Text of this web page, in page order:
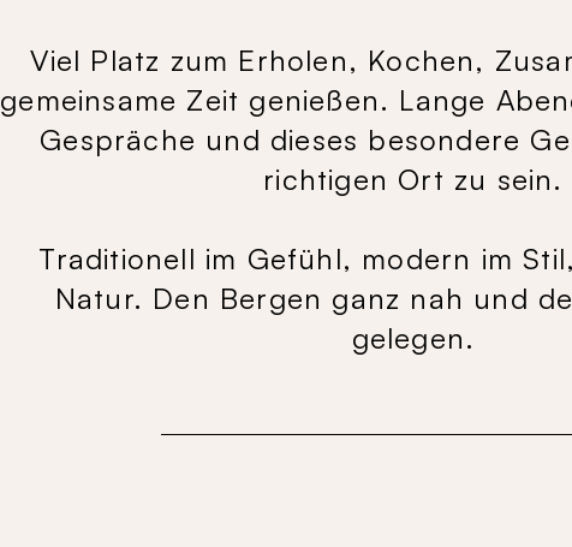
Viel Platz zum Erholen, Kochen,
gemeinsame Zeit genießen. Lange
Gespräche und dieses besondere
richtigen Ort zu sein.
Traditionell im Gefühl, modern im
Natur. Den Bergen ganz nah und
gelegen.